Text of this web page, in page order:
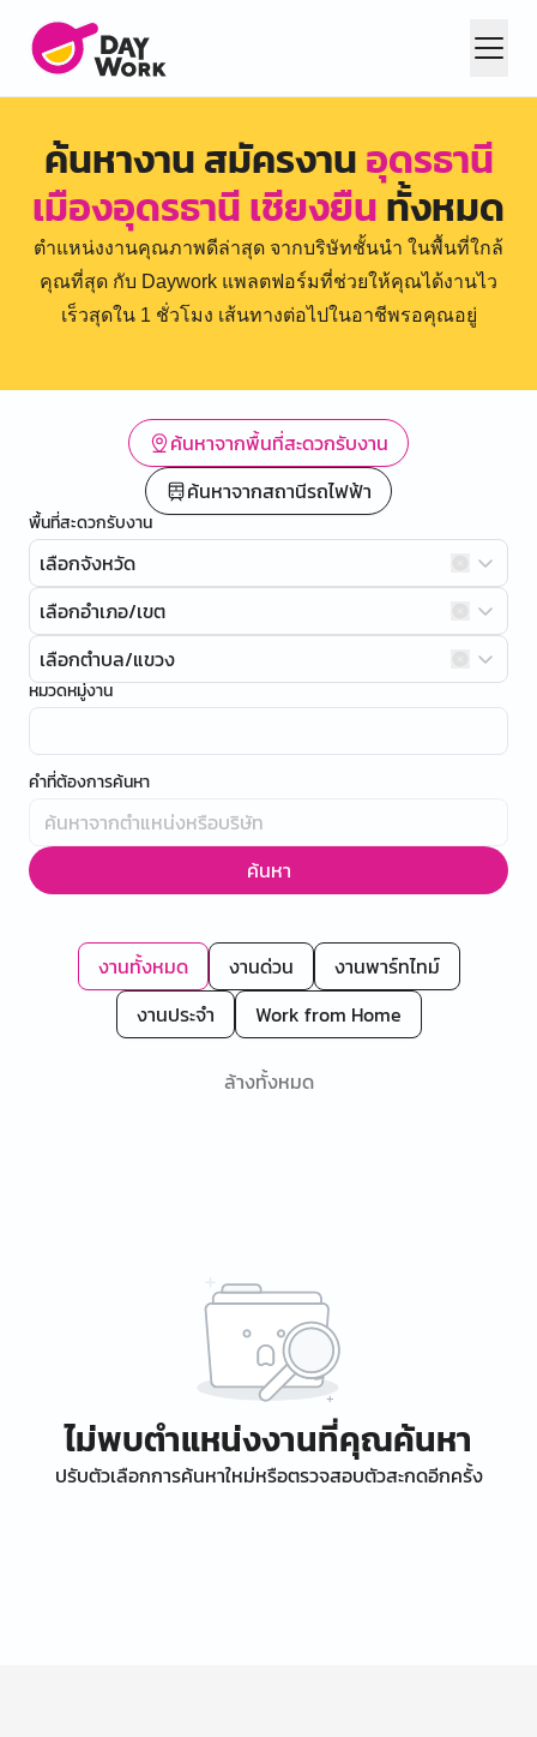
ค้นหางาน สมัครงานอุดรธานี
เมืองอุดรธานี เชียงยืนทั้งหมด
ตำแหน่งงานคุณภาพดีล่าสุด จากบริษัทชั้นนำ ในพื้นที่ใกล้
คุณที่สุด กับ Daywork แพลตฟอร์มที่ช่วยให้คุณได้งานไว
เร็วสุดใน 1 ชั่วโมง เส้นทางต่อไปในอาชีพรอคุณอยู่
ค้นหาจากพื้นที่สะดวกรับงาน
ค้นหาจากสถานีรถไฟฟ้า
พื้นที่สะดวกรับงาน
เลือกจังหวัด
เลือกอำเภอ/เขต
เลือกตำบล/แขวง
หมวดหมู่งาน
คำที่ต้องการค้นหา
ค้นหา
งานทั้งหมด งานด่วน
งานพาร์ทไทม์
งานประจำ
Work from Home
ล้างทั้งหมด
ไม่พบตำแหน่งงานที่คุณค้นหา
ปรับตัวเลือกการค้นหาใหม่หรือตรวจสอบตัวสะกดอีกครั้ง